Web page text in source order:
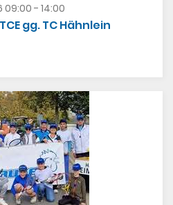
09:00 - 14:00
gg. TC Hähnlein